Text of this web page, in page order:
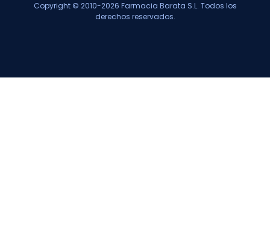
Copyright © 2010-2026 Farmacia Barata S.L. Todos los
derechos reservados.